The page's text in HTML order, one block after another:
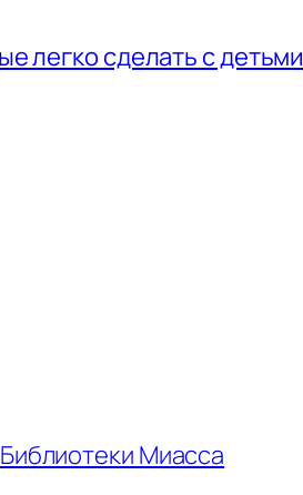
легко сделать с детьми
Библиотеки Миасса